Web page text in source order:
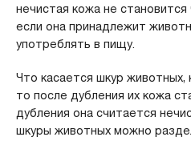
нечистая кожа не
если она принадлежит
употреблять в пищу.
Что касается шкур
то после дубления их кожа
дубления она считается
шкуры животных можно